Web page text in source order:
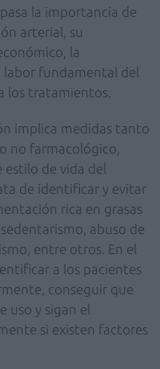
la importancia de
arterial, su
la
fundamental del
los tratamientos.
implica medidas tanto
no farmacológico,
de vida del
de identificar y evitar
rica en grasas
abuso de
entre otros. En el
a los pacientes
conseguir que
uso y sigan el
si existen factores